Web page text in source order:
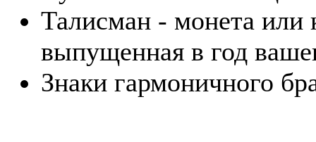
Талисман - монета или
выпущенная в год
Знаки гармоничного